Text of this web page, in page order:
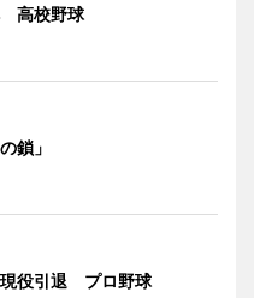
高校野球
の鎖」
役引退 プロ野球